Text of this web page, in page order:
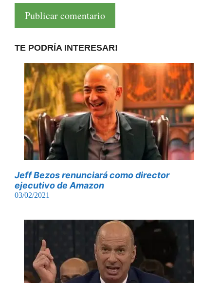
TE PODRÍA INTERESAR!
Jeff Bezos renunciará como director
ejecutivo de Amazon
03/02/2021